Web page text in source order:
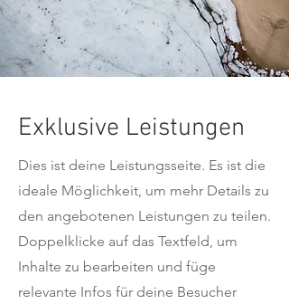
Exklusive Leistungen
Dies ist deine Leistungsseite. Es ist die
ideale Möglichkeit, um mehr Details zu
den angebotenen Leistungen zu teilen.
Doppelklicke auf das Textfeld, um
Inhalte zu bearbeiten und füge
relevante Infos für deine Besucher